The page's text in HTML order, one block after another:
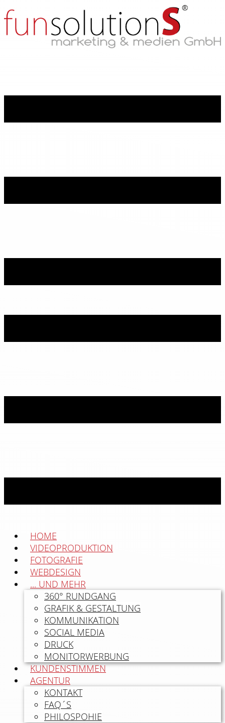
HOME
VIDEOPRODUKTION
FOTOGRAFIE
WEBDESIGN
... UND MEHR
360° RUNDGANG
GRAFIK & GESTALTUNG
KOMMUNIKATION
SOCIAL MEDIA
DRUCK
MONITORWERBUNG
KUNDENSTIMMEN
AGENTUR
KONTAKT
FAQ´S
PHILOSPOHIE